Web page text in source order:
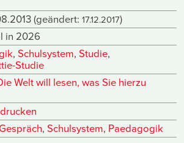
(geändert: 17.12.2017)
in 2026
, Schulsystem, Studie,
Studie
Welt will lesen, was Sie hierzu
, Schulsystem, Paedagogik